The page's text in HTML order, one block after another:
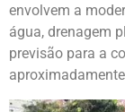
envolvem a
água, drenagem
previsão para a